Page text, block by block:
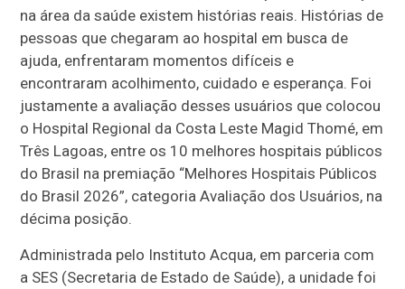
na área da saúde existem histórias reais. Histórias de
pessoas que chegaram ao hospital em busca de
ajuda, enfrentaram momentos difíceis e
encontraram acolhimento, cuidado e esperança. Foi
justamente a avaliação desses usuários que colocou
o Hospital Regional da Costa Leste Magid Thomé, em
Três Lagoas, entre os 10 melhores hospitais públicos
do Brasil na premiação “Melhores Hospitais Públicos
do Brasil 2026”, categoria Avaliação dos Usuários, na
décima posição.
Administrada pelo Instituto Acqua, em parceria com
a SES (Secretaria de Estado de Saúde), a unidade foi